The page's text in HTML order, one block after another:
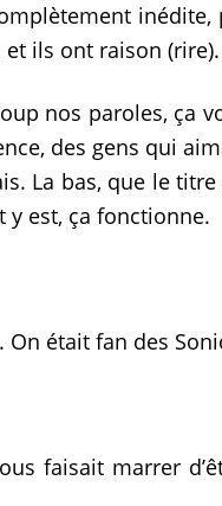
inédite,
ils ont raison (rire).
nos paroles, ça
des gens qui
La bas, que le
y est, ça fonctionne.
On était fan des
faisait marrer